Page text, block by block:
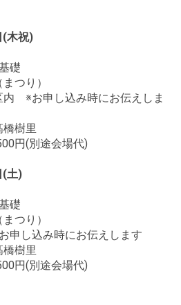
(木祝)
礎
つり）
内 ※お申し込み時にお伝えしま
橋樹里
円(別途会場代)
(土)
礎
つり）
申し込み時にお伝えします
橋樹里
円(別途会場代)